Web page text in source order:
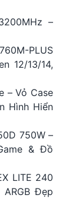
–
PLUS
12/13/14,
– Vỏ Case
Hình Hiển
750W –
& Đồ
LITE 240
Đẹp